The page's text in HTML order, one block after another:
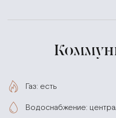
Газ: есть
Водоснабжение: